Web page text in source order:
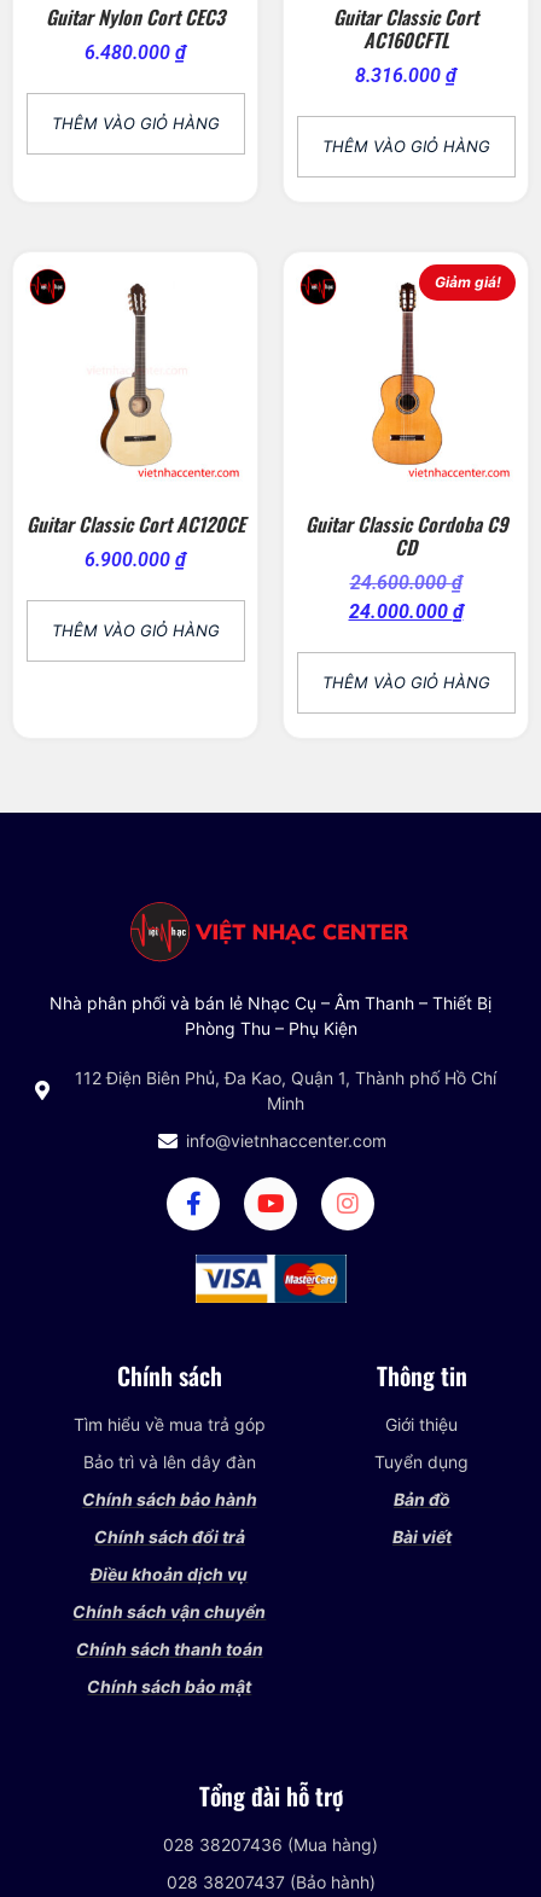
Guitar Nylon Cort CEC3
6.480.000 ₫
THÊM VÀO GIỎ HÀNG
Guitar Classic Cort
AC160CFTL
8.316.000 ₫
THÊM VÀO GIỎ HÀNG
Guitar Classic Cort AC120CE
6.900.000 ₫
THÊM VÀO GIỎ HÀNG
Giảm giá!
Guitar Classic Cordoba C9
CD
24.600.000₫
24.000.000 ₫
THÊM VÀO GIỎ HÀNG
Nhà phân phối và bán lẻ Nhạc Cụ – Âm Thanh – Thiết Bị
Phòng Thu – Phụ Kiện
112 Điện Biên Phủ, Đa Kao, Quận 1, Thành phố Hồ Chí
Minh
info@vietnhaccenter.com
Chính sách
Tìm hiểu về mua trả góp
Bảo trì và lên dây đàn
Chính sách bảo hành
Chính sách đổi trả
Điều khoản dịch vụ
Chính sách vận chuyển
Chính sách thanh toán
Chính sách bảo mật
Thông tin
Giới thiệu
Tuyển dụng
Bản đồ
Bài viết
Tổng đài hỗ trợ
028 38207436 (Mua hàng)
028 38207437 (Bảo hành)